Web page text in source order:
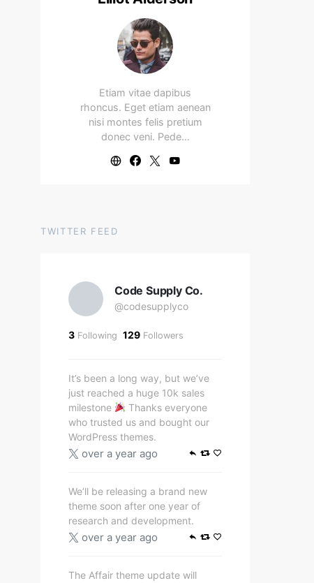
Etiam vitae dapibus
rhoncus. Eget etiam aenean
nisi montes felis pretium
donec veni. Pede…
TWITTER FEED
Code Supply Co.
@codesupplyco
3 Following 129 Followers
It’s been a long way, but we’ve
just reached a huge 10k sales
milestone
Thanks everyone
who trusted us and bought our
WordPress themes.
over a year ago
We’ll be releasing a brand new
theme soon after one year of
research and development.
over a year ago
The Affair theme update will